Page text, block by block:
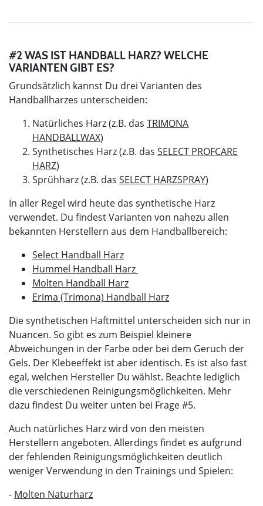
#2 WAS IST HANDBALL HARZ? WELCHE
VARIANTEN GIBT ES?
Grundsätzlich kannst Du drei Varianten des
Handballharzes unterscheiden:
Natürliches Harz (z.B. das TRIMONA
HANDBALLWAX)
Synthetisches Harz (z.B. das SELECT PROFCARE
HARZ)
Sprühharz (z.B. das SELECT HARZSPRAY)
In aller Regel wird heute das synthetische Harz
verwendet. Du findest Varianten von nahezu allen
bekannten Herstellern aus dem Handballbereich:
Select Handball Harz
Hummel Handball Harz
Molten Handball Harz
Erima (Trimona) Handball Harz
Die synthetischen Haftmittel unterscheiden sich nur in
Nuancen. So gibt es zum Beispiel kleinere
Abweichungen in der Farbe oder bei dem Geruch der
Gels. Der Klebeeffekt ist aber identisch. Es ist also fast
egal, welchen Hersteller Du wählst. Beachte lediglich
die verschiedenen Reinigungsmöglichkeiten. Mehr
dazu findest Du weiter unten bei Frage #5.
Auch natürliches Harz wird von den meisten
Herstellern angeboten. Allerdings findet es aufgrund
der fehlenden Reinigungsmöglichkeiten deutlich
weniger Verwendung in den Trainings und Spielen:
- Molten Naturharz